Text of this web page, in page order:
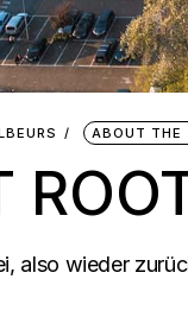
ABOUT THE
also wieder